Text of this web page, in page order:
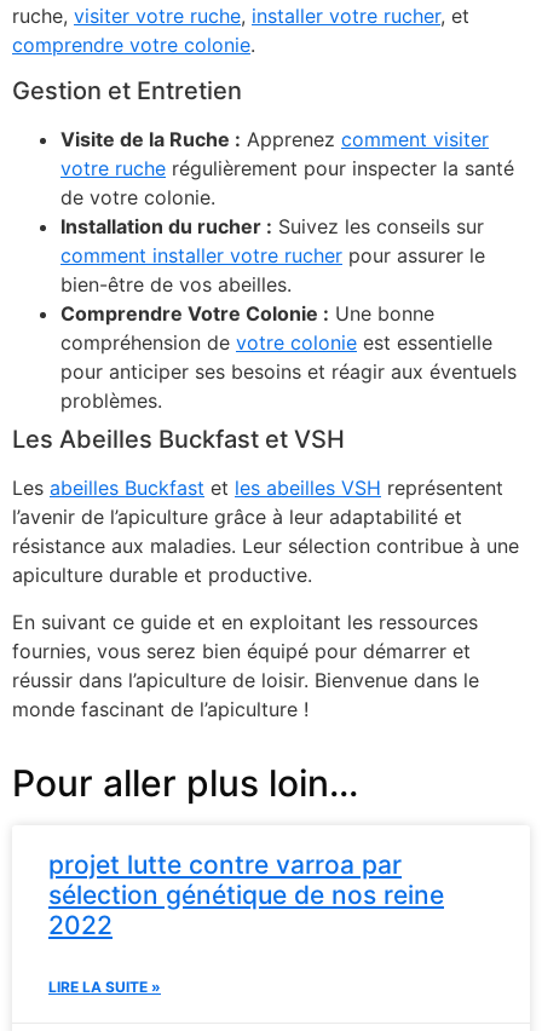
ruche, visiter votre ruche, installer votre rucher, et
comprendre votre colonie.
Gestion et Entretien
Visite de la Ruche : Apprenez comment visiter
votre ruche régulièrement pour inspecter la santé
de votre colonie.
Installation du rucher : Suivez les conseils sur
comment installer votre rucher pour assurer le
bien-être de vos abeilles.
Comprendre Votre Colonie : Une bonne
compréhension de votre colonie est essentielle
pour anticiper ses besoins et réagir aux éventuels
problèmes.
Les Abeilles Buckfast et VSH
Les abeilles Buckfast et les abeilles VSH représentent
l’avenir de l’apiculture grâce à leur adaptabilité et
résistance aux maladies. Leur sélection contribue à une
apiculture durable et productive.
En suivant ce guide et en exploitant les ressources
fournies, vous serez bien équipé pour démarrer et
réussir dans l’apiculture de loisir. Bienvenue dans le
monde fascinant de l’apiculture !
Pour aller plus loin...
projet lutte contre varroa par
sélection génétique de nos reine
2022
LIRE LA SUITE »